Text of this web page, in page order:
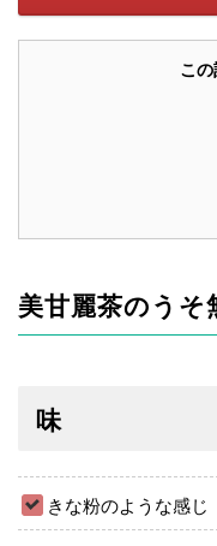
こ
美甘麗茶のうそ
味
きな粉のような感じ